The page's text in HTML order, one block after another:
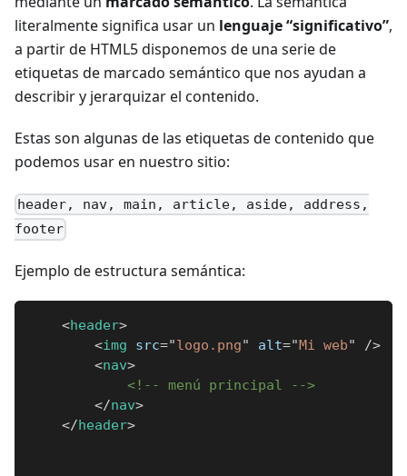
literalmente significa usar un lenguaje “significativo”,
a partir de HTML5 disponemos de una serie de
etiquetas de marcado semántico que nos ayudan a
describir y jerarquizar el contenido.
Estas son algunas de las etiquetas de contenido que
podemos usar en nuestro sitio:
header, nav, main, article, aside, address,
footer
Ejemplo de estructura semántica:
<header>
<img src="logo.png" alt=" Mi web"
/>
<nav>
<!-- menú principal -->
</nav>
</header>